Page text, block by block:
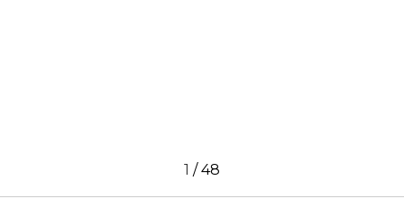
1 /48